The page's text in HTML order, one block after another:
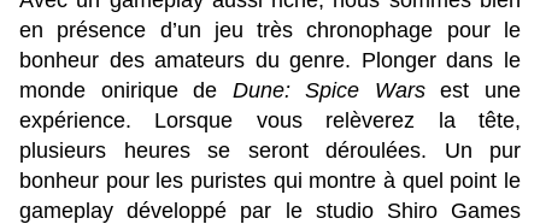
en présence d’un jeu très chronophage pour le
bonheur des amateurs du genre. Plonger dans le
monde onirique de Dune: Spice Warsest une
expérience. Lorsque vous relèverez la tête,
plusieurs heures se seront déroulées. Un pur
bonheur pour les puristes qui montre à quel point le
gameplay développé par le studio Shiro Games